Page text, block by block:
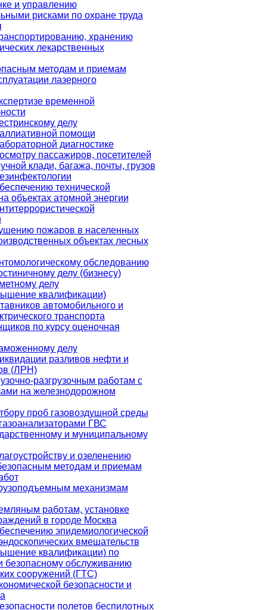
и управлению
рисками по охране труда
хранению
лекарственных
методам и приемам
лазерного
временной
делу
помощи
диагностике
пассажиров, посетителей
клади, багажа, почты, грузов
технической
объектах атомной энергии
пожаров в населенных
объектах лесных
обследованию
делу (бизнесу)
делу
квалификации)
автомобильного и
транспорта
по курсу оценочная
делу
разливов нефти и
(ЛРН)
разгрузочным работам с
на железнодорожном
проб газовоздушной среды
ГВС
и муниципальному
и озеленению
методам и приемам
механизмам
работам, установке
в городе Москва
эпидемиологической
вмешательств
квалификации) по
безопасному обслуживанию
сооружений (ГТС)
безопасности и
полетов беспилотных